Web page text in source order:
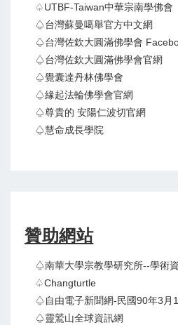
♤UTBF-Taiwan中華宗南學佛會
♤台灣蘇曼噶舉官方中文網
♤台灣佐欽大圓滿佛學會
♤台灣佐欽大圓滿佛學會官網
♤覺囊達丹林佛學會
♤緣起法輪佛學會官網
♤尊貴的 安陽仁波切官網
♤慧命成長學院
贊助網站
♤南華大學宗教學研究所--學術
♤Changturtle
♤自由電子新聞網-民國90年3月
♤靈鷲山全球資訊網